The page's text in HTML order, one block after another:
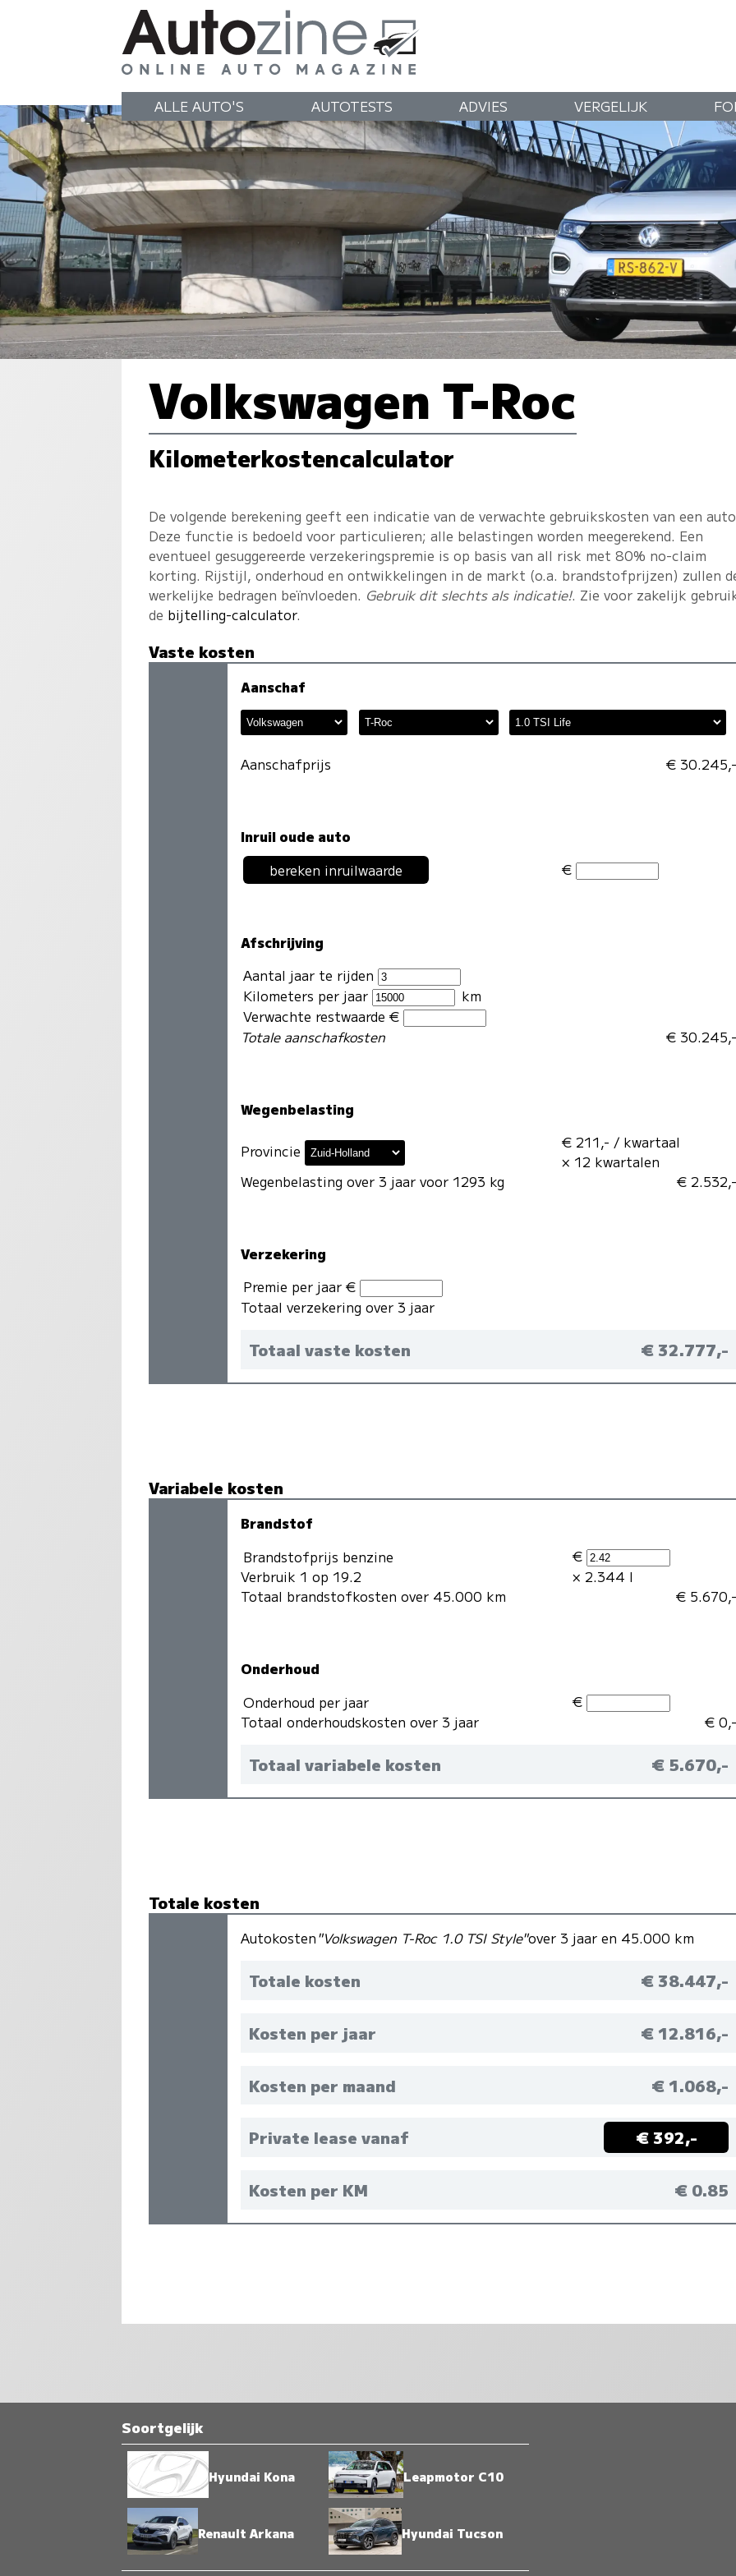
ALLE AUTO'S AUTOTESTS ADVIES VERGELIJK
Volkswagen T-Roc
Kilometerkostencalculator
De volgende berekening geeft een indicatie van de verwachte gebruikskosten van een
Deze functie is bedoeld voor particulieren; alle belastingen worden meegerekend. Een
eventueel gesuggereerde verzekeringspremie is op basis van all risk met 80% no-claim
korting. Rijstijl, onderhoud en ontwikkelingen in de markt (o.a. brandstofprijzen) zullen
werkelijke bedragen beïnvloeden. Gebruik dit slechts als indicatie!. Zie voor zakelijk
de bijtelling-calculator.
Vaste kosten
Aanschaf
Aanschafprijs €
Inruil oude auto
bereken inruilwaarde
€
Afschrijving
Aantal jaar te rijden
Kilometers per jaar
km
Verwachte restwaarde €
Totale aanschafkosten
€
Wegenbelasting
Provincie
Wegenbelasting over 3 jaar voor 1293 kg
€ 211,- / kwartaal
× 12 kwartalen
€
Verzekering
Premie per jaar €
Totaal verzekering over 3 jaar
Totaal vaste kosten € 32.777,-
Variabele kosten
Brandstof
Brandstofprijs benzine
Verbruik 1 op 19.2
Totaal brandstofkosten over 45.000 km
€
× 2.344 l
€
Onderhoud
Onderhoud per jaar
Totaal onderhoudskosten over 3 jaar
€
€
Totaal variabele kosten € 5.670,-
Totale kosten
Autokosten"Volkswagen T-Roc 1.0 TSI Style"over 3 jaar en 45.000 km
Totale kosten € 38.447,-
Kosten per jaar € 12.816,-
Kosten per maand € 1.068,-
Private lease vanaf € 392,-
Kosten per KM € 0.85
Soortgelijk
Hyundai Kona Leapmotor C10
Renault Arkana Hyundai Tucson